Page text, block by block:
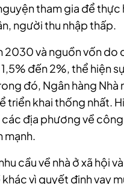
tham gia để thực
người thu nhập thấp.
và nguồn vốn do
đến 2%, thể hiện
đó, Ngân hàng
triển khai thống nhất.
địa phương về
cầu về nhà ở xã hội
vì quyết định vay